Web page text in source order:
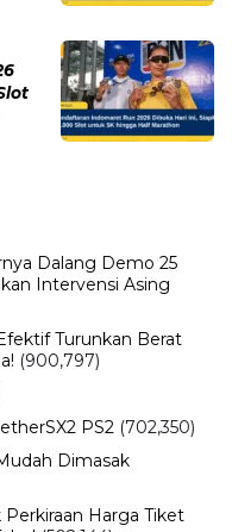
Dalang Demo 25
Intervensi Asing
Turunkan Berat
(900,797)
PS2 (702,350)
Dimasak
Perkiraan Harga Tiket